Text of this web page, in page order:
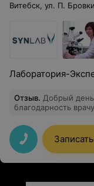
Витебск, ул. П.
Лаборатория-
Отзыв. Добрый
благодарность
своего дела, очень
внимательность,
Здоровья вам.